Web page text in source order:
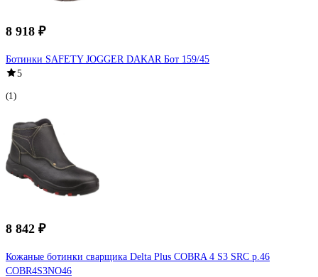
8 918 ₽
Ботинки SAFETY JOGGER DAKAR Бот 159/45
5
(1)
8 842 ₽
Кожаные ботинки сварщика Delta Plus COBRA 4 S3 SRC р.46
COBR4S3NO46